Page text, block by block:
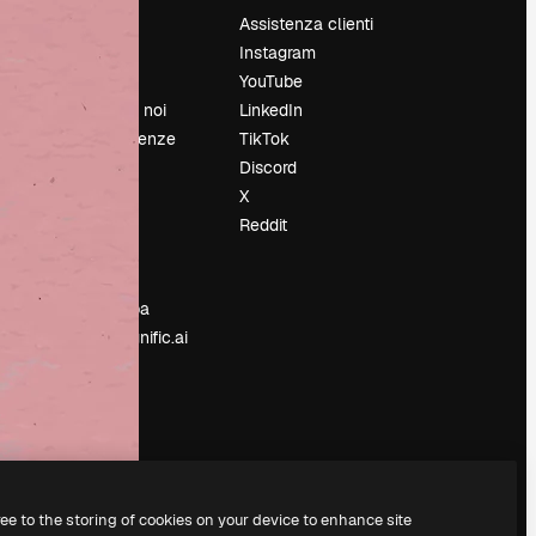
Chi siamo
Lavora con noi
Cerca tendenze
Vendi i tuoi
Sala stampa
Cerchi magnific.ai
Assistenza clienti
Instagram
YouTube
LinkedIn
TikTok
Discord
X
Reddit
to the storing of cookies on your device to enhance site